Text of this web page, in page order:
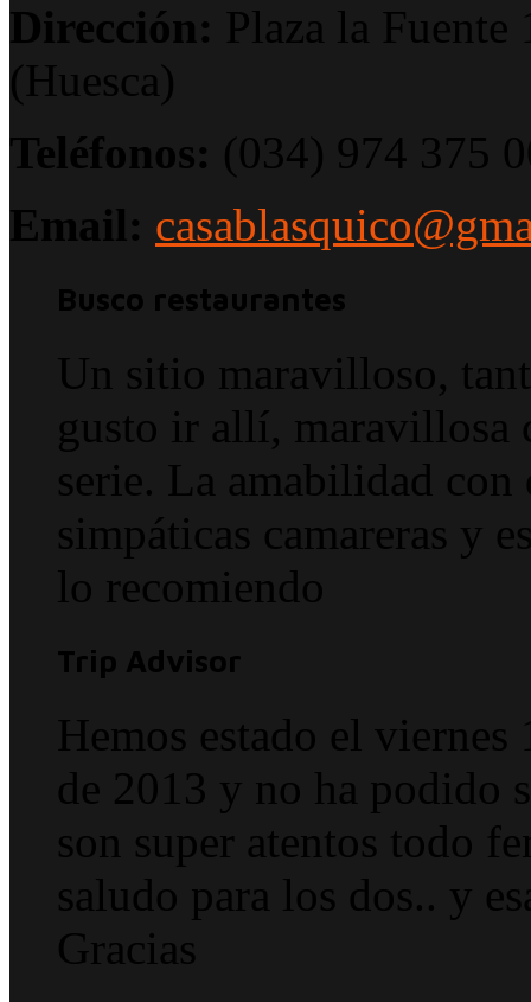
Dirección: Plaza la
(Huesca)
Teléfonos: (034) 974 375
Email:
Busco restaurantes
Un sitio maravilloso,
gusto ir allí, maravillosa
serie. La amabilidad
simpáticas camareras y
lo recomiendo
Trip Advisor
Hemos estado el
de 2013 y no ha podido
son super atentos todo
saludo para los dos.. y
Gracias